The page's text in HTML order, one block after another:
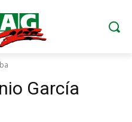
García